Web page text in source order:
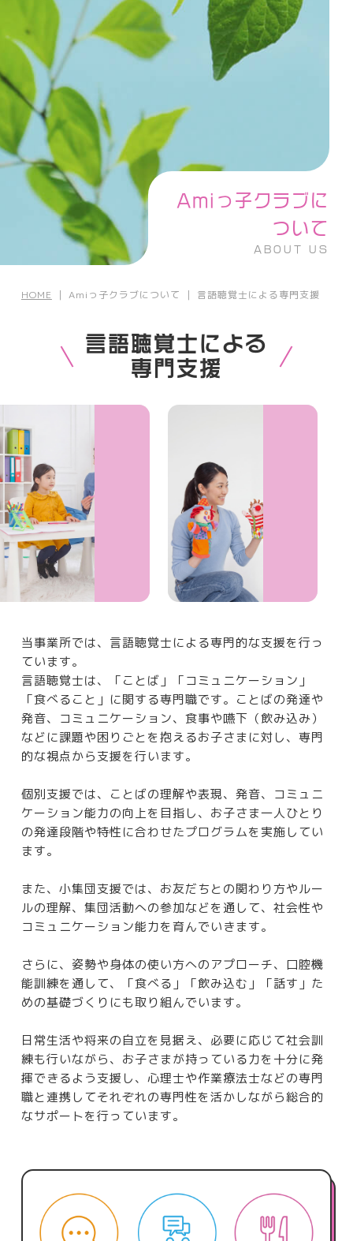
Amiっ子クラブに
ついて
ABOUT US
HOME ｜ Amiっ子クラブについて ｜ 言語聴覚士による専門支援
言語聴覚士による
専門支援
当事業所では、言語聴覚士による専門的な支援を行っ
ています。
言語聴覚士は、「ことば」「コミュニケーション」
「食べること」に関する専門職です。ことばの発達や
発音、コミュニケーション、食事や嚥下（飲み込み）
などに課題や困りごとを抱えるお子さまに対し、専門
的な視点から支援を行います。
個別支援では、ことばの理解や表現、発音、コミュニ
ケーション能力の向上を目指し、お子さま一人ひとり
の発達段階や特性に合わせたプログラムを実施してい
ます。
また、小集団支援では、お友だちとの関わり方やルー
ルの理解、集団活動への参加などを通して、社会性や
コミュニケーション能力を育んでいきます。
さらに、姿勢や身体の使い方へのアプローチ、口腔機
能訓練を通して、「食べる」「飲み込む」「話す」た
めの基礎づくりにも取り組んでいます。
日常生活や将来の自立を見据え、必要に応じて社会訓
練も行いながら、お子さまが持っている力を十分に発
揮できるよう支援し、心理士や作業療法士などの専門
職と連携してそれぞれの専門性を活かしながら総合的
なサポートを行っています。